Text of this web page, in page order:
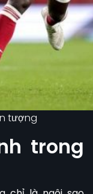
tượng
trong